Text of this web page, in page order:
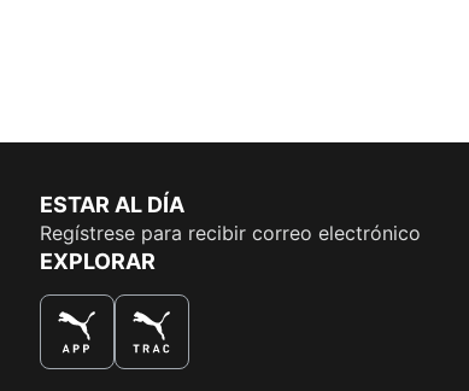
ESTAR AL DÍA
Regístrese para recibir correo electrónico
EXPLORAR